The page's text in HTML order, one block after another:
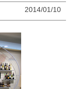
2014/01/10